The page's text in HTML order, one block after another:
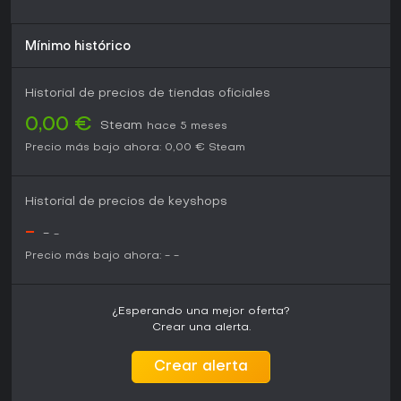
Mínimo histórico
Historial de precios de tiendas oficiales
0,00 € Steam
hace 5 meses
Precio más bajo ahora: 0,00 € Steam
Historial de precios de keyshops
- - -
Precio más bajo ahora: - -
¿Esperando una mejor oferta?
Crear una alerta.
Crear alerta